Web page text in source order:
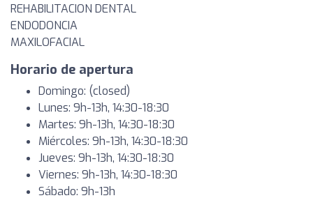
REHABILITACION DENTAL
ENDODONCIA
MAXILOFACIAL
Horario de apertura
Domingo: (closed)
Lunes: 9h-13h, 14:30-18:30
Martes: 9h-13h, 14:30-18:30
Miércoles: 9h-13h, 14:30-18:30
Jueves: 9h-13h, 14:30-18:30
Viernes: 9h-13h, 14:30-18:30
Sábado: 9h-13h